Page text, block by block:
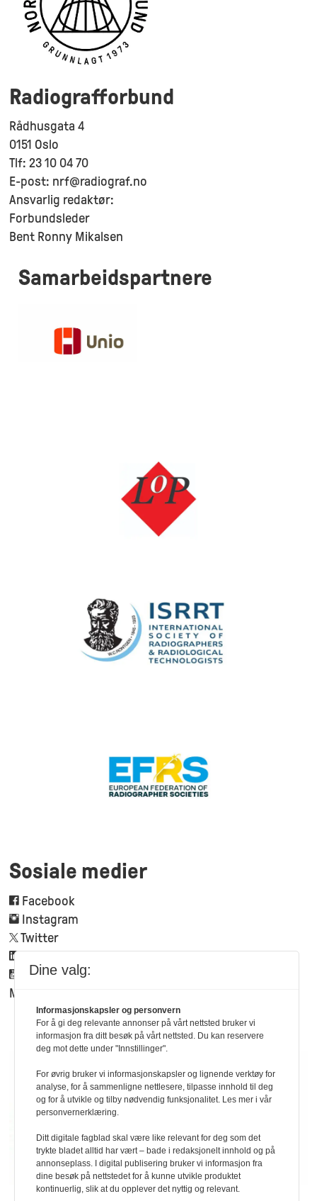
Radiografforbund
Rådhusgata 4
0151 Oslo
Tlf: 23 10 04 70
E-post: nrf@radiograf.no
Ansvarlig redaktør:
Forbundsleder
Bent Ronny Mikalsen
Samarbeidspartnere
Sosiale medier
Facebook
Instagram
Twitter
Linkedin
Youtube
Mynewsdesk
Dine valg:
Informasjonskapsler og personvern
For å gi deg relevante annonser på vårt nettsted bruker vi
informasjon fra ditt besøk på vårt nettsted. Du kan reservere
deg mot dette under "Innstillinger".
For øvrig bruker vi informasjonskapsler og lignende verktøy for
analyse, for å sammenligne nettlesere, tilpasse innhold til deg
og for å utvikle og tilby nødvendig funksjonalitet. Les mer i vår
personvernerklæring.
Ditt digitale fagblad skal være like relevant for deg som det
trykte bladet alltid har vært – bade i redaksjonelt innhold og på
annonseplass. I digital publisering bruker vi informasjon fra
dine besøk på nettstedet for å kunne utvikle produktet
kontinuerlig, slik at du opplever det nyttig og relevant.